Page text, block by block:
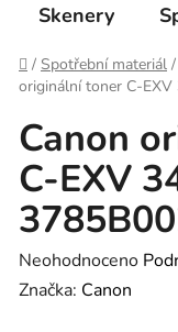
Skenery
Domů
/ Spotřební materiál /
originální toner C-
Canon
C-EXV
Průměrné
hodnocení
Neohodnoceno
Značka: Canon